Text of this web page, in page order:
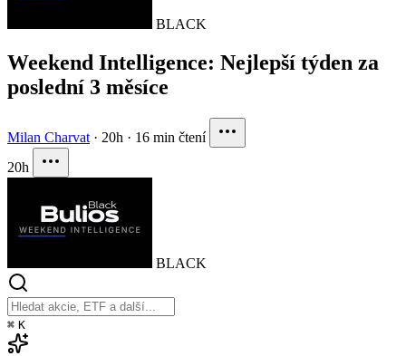
BLACK
Weekend Intelligence: Nejlepší týden za
poslední 3 měsíce
Milan Charvat · 20h · 16 min čtení
20h
BLACK
⌘ K